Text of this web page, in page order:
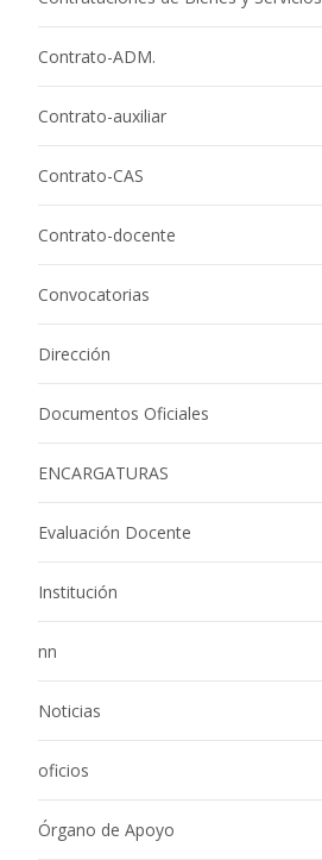
Contrato-ADM.
Contrato-auxiliar
Contrato-CAS
Contrato-docente
Convocatorias
Dirección
Documentos Oficiales
ENCARGATURAS
Evaluación Docente
Institución
nn
Noticias
oficios
Órgano de Apoyo